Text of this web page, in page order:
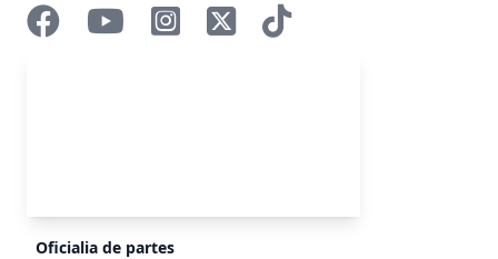
Oficialia de partes